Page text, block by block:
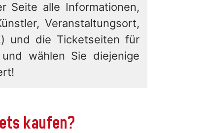
Seite alle Informationen,
Veranstaltungsort,
und die Ticketseiten für
wählen Sie diejenige
kaufen?